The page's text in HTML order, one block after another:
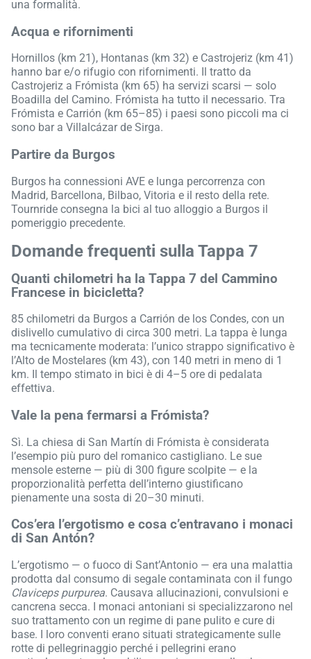
una formalità.
Acqua e rifornimenti
Hornillos (km 21), Hontanas (km 32) e Castrojeriz (km 41)
hanno bar e/o rifugio con rifornimenti. Il tratto da
Castrojeriz a Frómista (km 65) ha servizi scarsi — solo
Boadilla del Camino. Frómista ha tutto il necessario. Tra
Frómista e Carrión (km 65–85) i paesi sono piccoli ma ci
sono bar a Villalcázar de Sirga.
Partire da Burgos
Burgos ha connessioni AVE e lunga percorrenza con
Madrid, Barcellona, Bilbao, Vitoria e il resto della rete.
Tournride consegna la bici al tuo alloggio a Burgos il
pomeriggio precedente.
Domande frequenti sulla Tappa 7
Quanti chilometri ha la Tappa 7 del Cammino
Francese in bicicletta?
85 chilometri da Burgos a Carrión de los Condes, con un
dislivello cumulativo di circa 300 metri. La tappa è lunga
ma tecnicamente moderata: l’unico strappo significativo è
l’Alto de Mostelares (km 43), con 140 metri in meno di 1
km. Il tempo stimato in bici è di 4–5 ore di pedalata
effettiva.
Vale la pena fermarsi a Frómista?
Sì. La chiesa di San Martín di Frómista è considerata
l’esempio più puro del romanico castigliano. Le sue
mensole esterne — più di 300 figure scolpite — e la
proporzionalità perfetta dell’interno giustificano
pienamente una sosta di 20–30 minuti.
Cos’era l’ergotismo e cosa c’entravano i monaci
di San Antón?
L’ergotismo — o fuoco di Sant’Antonio — era una malattia
prodotta dal consumo di segale contaminata con il fungo
Claviceps purpurea. Causava allucinazioni, convulsioni e
cancrena secca. I monaci antoniani si specializzarono nel
suo trattamento con un regime di pane pulito e cure di
base. I loro conventi erano situati strategicamente sulle
rotte di pellegrinaggio perché i pellegrini erano